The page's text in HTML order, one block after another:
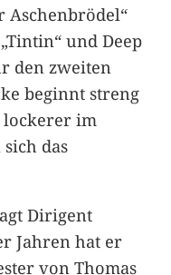
Aschenbrödel“
und Deep
den zweiten
beginnt streng
im
das
Dirigent
Jahren hat er
von Thomas